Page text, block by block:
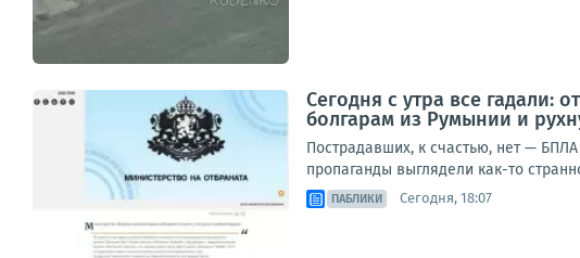
Сегодня с утра все гадали:
болгарам из Румынии и
Пострадавших, к счастью, нет —
пропаганды выглядели как-то
ПАБЛИКИ Сегодня, 18:07